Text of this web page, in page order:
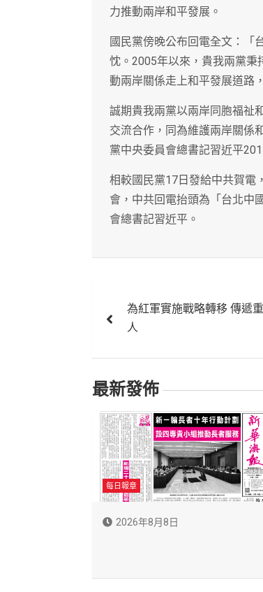
力推動兩岸和平發展。
國民黨傍晚公布回電全文：「
忱。2005年以來，貴我兩黨秉
動兩岸關係走上和平發展道路
誠期貴我兩黨以兩岸同胞福祉
交流合作，同為維護兩岸關係
黨中央委員會總書記習近平
相較國民黨17日發給中共賀電
會，中共回電抬頭為「台北中
會總書記習近平。
章
覽
為紅軍實施戰略轉移 傳遞
人
最新發佈
每日報章
2026年8月8日